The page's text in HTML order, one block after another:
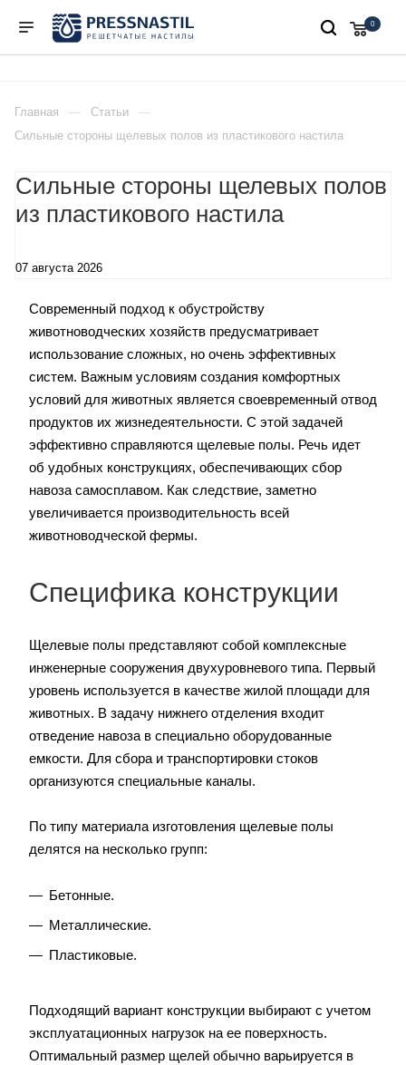
0
Главная
Статьи
Сильные стороны щелевых полов из пластикового настила
Сильные стороны щелевых полов
из пластикового настила
07 августа 2026
Современный подход к обустройству
животноводческих хозяйств предусматривает
использование сложных, но очень эффективных
систем. Важным условиям создания комфортных
условий для животных является своевременный отвод
продуктов их жизнедеятельности. С этой задачей
эффективно справляются щелевые полы. Речь идет
об удобных конструкциях, обеспечивающих сбор
навоза самосплавом. Как следствие, заметно
увеличивается производительность всей
животноводческой фермы.
Специфика конструкции
Щелевые полы представляют собой комплексные
инженерные сооружения двухуровневого типа. Первый
уровень используется в качестве жилой площади для
животных. В задачу нижнего отделения входит
отведение навоза в специально оборудованные
емкости. Для сбора и транспортировки стоков
организуются специальные каналы.
По типу материала изготовления щелевые полы
делятся на несколько групп:
Бетонные.
Металлические.
Пластиковые.
Подходящий вариант конструкции выбирают с учетом
эксплуатационных нагрузок на ее поверхность.
Оптимальный размер щелей обычно варьируется в